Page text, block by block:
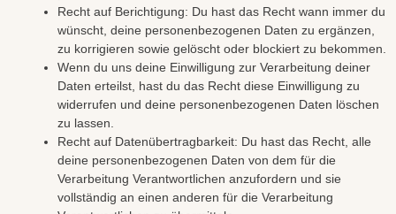
Recht auf Berichtigung: Du hast das Recht wann immer du
wünscht, deine personenbezogenen Daten zu ergänzen,
zu korrigieren sowie gelöscht oder blockiert zu bekommen.
Wenn du uns deine Einwilligung zur Verarbeitung deiner
Daten erteilst, hast du das Recht diese Einwilligung zu
widerrufen und deine personenbezogenen Daten löschen
zu lassen.
Recht auf Datenübertragbarkeit: Du hast das Recht, alle
deine personenbezogenen Daten von dem für die
Verarbeitung Verantwortlichen anzufordern und sie
vollständig an einen anderen für die Verarbeitung